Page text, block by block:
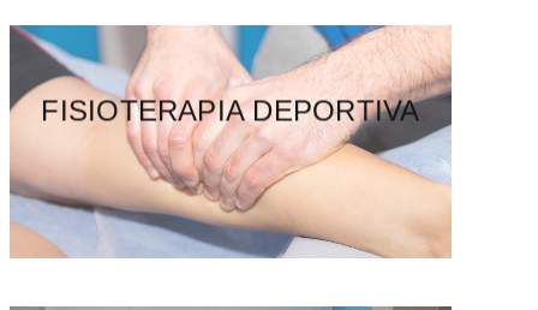
FISIOTERAPIA
OSTEOPATÍA
FISIOTERAPIA DEPORTIVA